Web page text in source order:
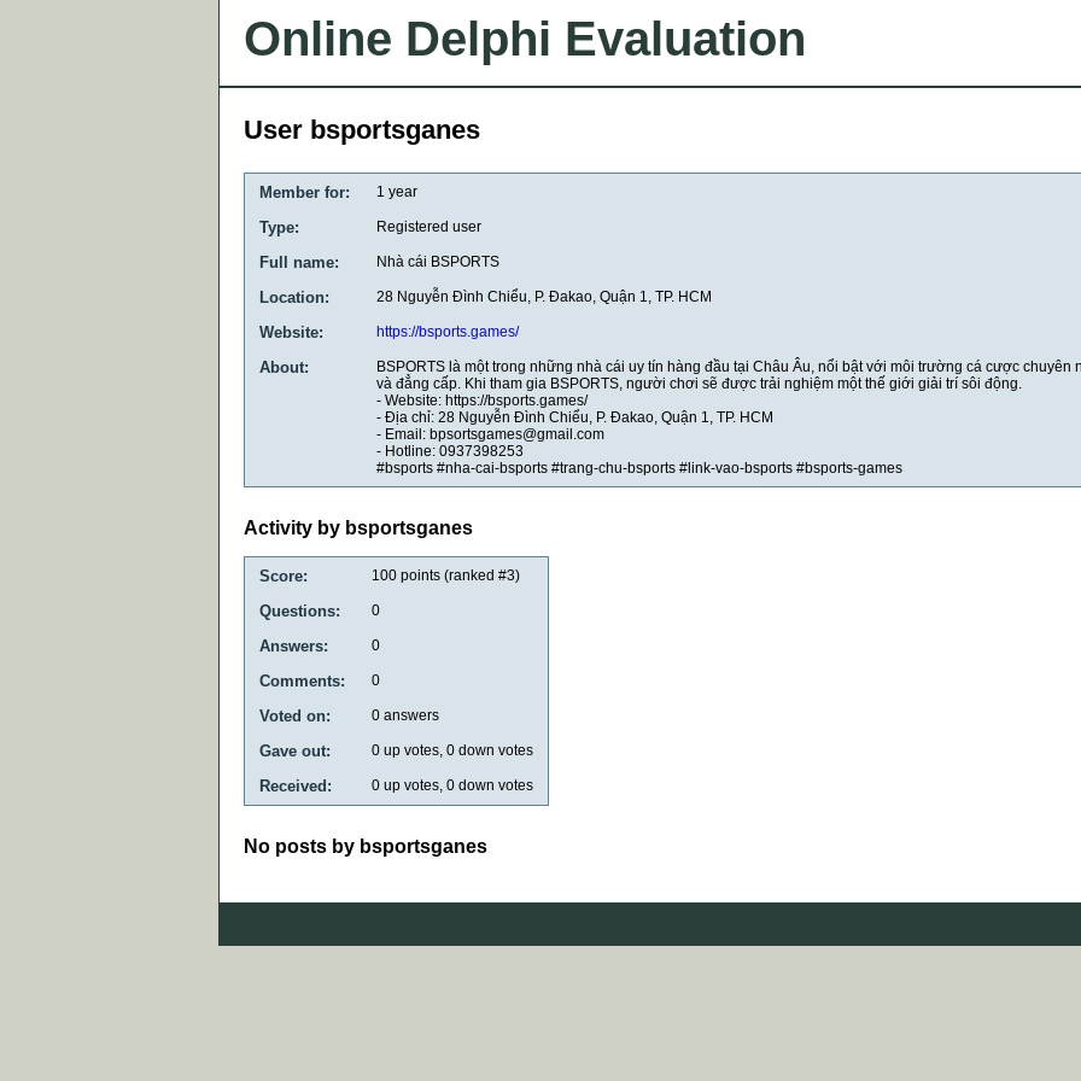
Online Delphi Evaluation
User bsportsganes
Member for: 1 year
Type: Registered user
Full name: Nhà cái BSPORTS
Location: 28 Nguyễn Đình Chiểu, P. Đakao, Quận 1, TP. HCM
Website: https://bsports.games/
About:
BSPORTS là một trong những nhà cái uy tín hàng đầu tại Châu Âu, nổi bật với môi trường cá cược chuyên
và đẳng cấp. Khi tham gia BSPORTS, người chơi sẽ được trải nghiệm một thế giới giải trí sôi động.
- Website: https://bsports.games/
- Địa chỉ: 28 Nguyễn Đình Chiểu, P. Đakao, Quận 1, TP. HCM
- Email: bpsortsgames@gmail.com
- Hotline: 0937398253
#bsports #nha-cai-bsports #trang-chu-bsports #link-vao-bsports #bsports-games
Activity by bsportsganes
Score: 100 points (ranked #3)
Questions: 0
Answers: 0
Comments: 0
Voted on: 0 answers
Gave out: 0 up votes, 0 down votes
Received: 0 up votes, 0 down votes
No posts by bsportsganes